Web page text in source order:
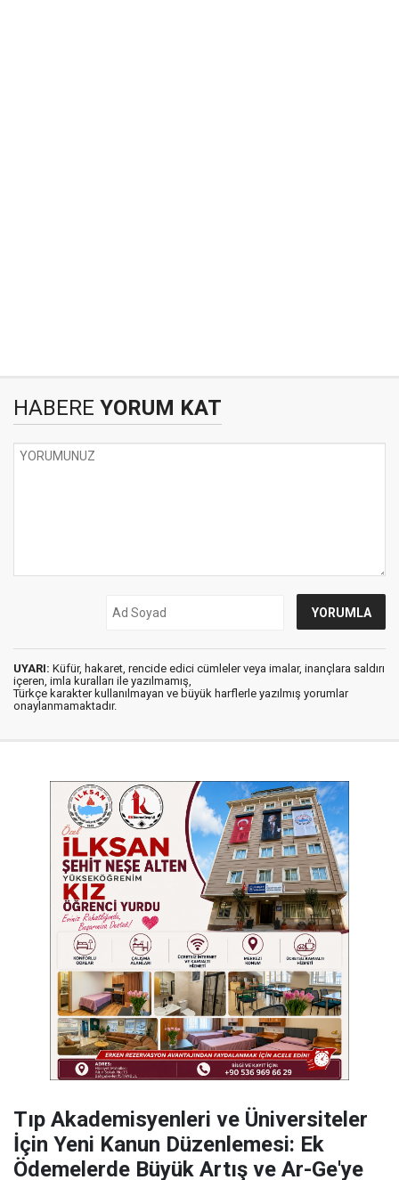
HABERE YORUM KAT
UYARI: Küfür, hakaret, rencide edici cümleler veya imalar, inançlara saldırı
içeren, imla kuralları ile yazılmamış,
Türkçe karakter kullanılmayan ve büyük harflerle yazılmış yorumlar
onaylanmamaktadır.
​Tıp Akademisyenleri ve Üniversiteler
İçin Yeni Kanun Düzenlemesi: Ek
Ödemelerde Büyük Artış ve Ar-Ge'ye